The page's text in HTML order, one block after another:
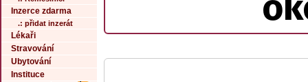
Inzerce zdarma
.: přidat inzerát
Lékaři
Stravování
Ubytování
Instituce